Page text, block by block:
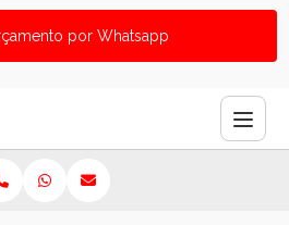
por Whatsapp